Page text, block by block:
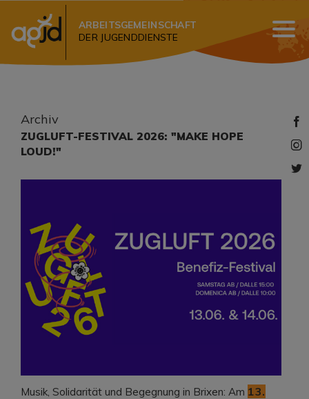
ARBEITSGEMEINSCHAFT
DER JUGENDDIENSTE
Archiv
​ZUGLUFT-FESTIVAL 2026: "MAKE HOPE
LOUD!"
Musik, Solidarität und Begegnung in Brixen: Am 13.